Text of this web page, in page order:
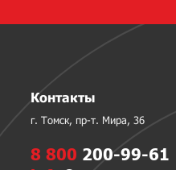
Контакты
г. Томск, пр-т. Мира, 36
8 800 200-99-61